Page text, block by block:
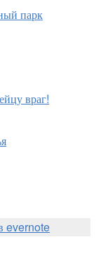
парк
враг!
evernote